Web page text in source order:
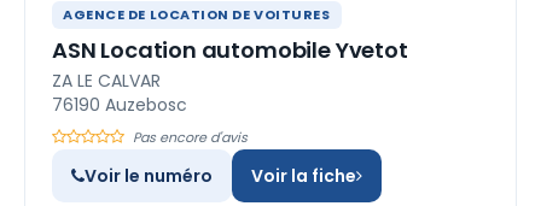
AGENCE DE LOCATION DE VOITURES
ASN Location automobile Yvetot
ZA LE CALVAR
76190 Auzebosc
Pas encore d'avis
Voir le numéro Voir la fiche